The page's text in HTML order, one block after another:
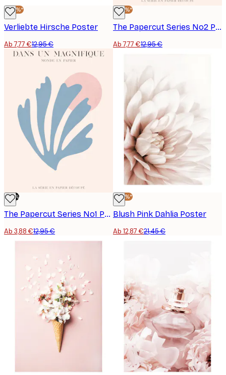
-40%*
Verliebte Hirsche Poster
Ab 7,77 €12,95 €
-40%*
The Papercut Series No2 Poster
Ab 7,77 €12,95 €
-70%
The Papercut Series No1 Poster
Ab 3,88 €12,95 €
-40%*
Blush Pink Dahlia Poster
Ab 12,87 €21,45 €